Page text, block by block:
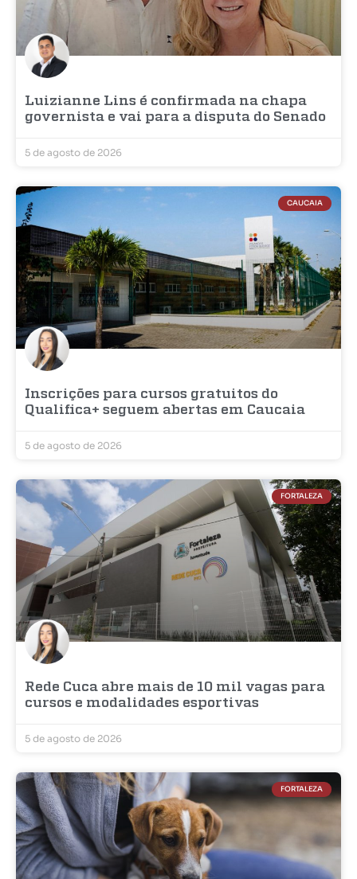
Luizianne Lins é confirmada na chapa
governista e vai para a disputa do Senado
5 de agosto de 2026
CAUCAIA
Inscrições para cursos gratuitos do
Qualifica+ seguem abertas em Caucaia
5 de agosto de 2026
FORTALEZA
Rede Cuca abre mais de 10 mil vagas para
cursos e modalidades esportivas
5 de agosto de 2026
FORTALEZA